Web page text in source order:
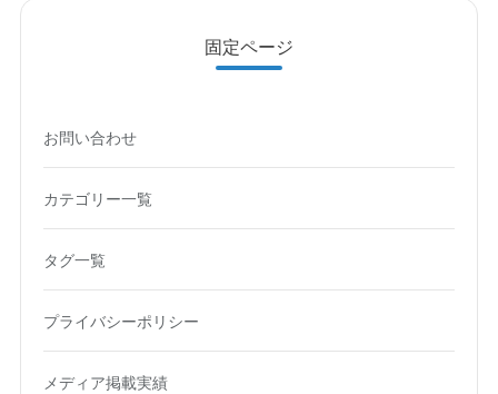
固定ページ
お問い合わせ
カテゴリー一覧
タグ一覧
プライバシーポリシー
メディア掲載実績